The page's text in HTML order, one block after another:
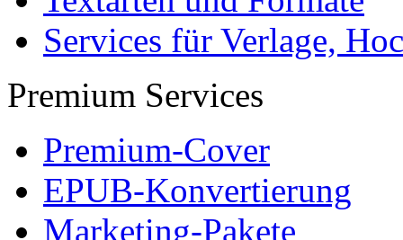
Services für Verlage,
Premium Services
Premium-Cover
EPUB-Konvertierung
Marketing-Pakete